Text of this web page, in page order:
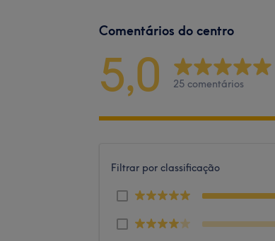
Comentários do centro
5,0 25 comentários
Filtrar por classificação